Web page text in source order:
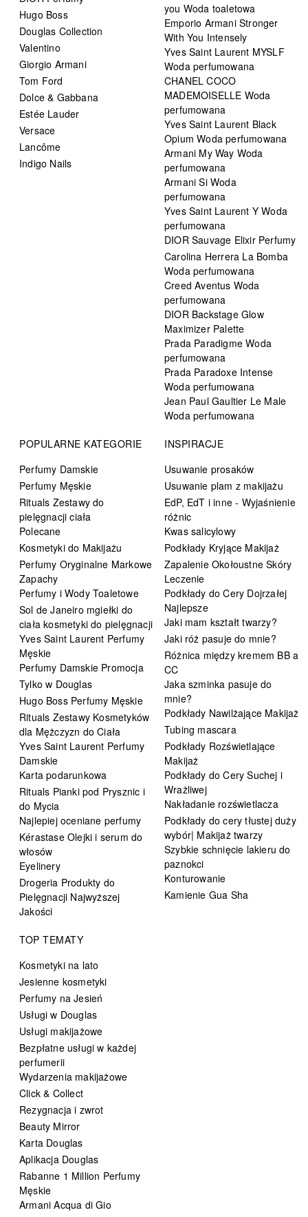
Hugo Boss
Douglas Collection
Valentino
Giorgio Armani
Tom Ford
Dolce & Gabbana
Estée Lauder
Versace
Lancôme
Indigo Nails
you Woda toaletowa
Emporio Armani Stronger
With You Intensely
Yves Saint Laurent MYSLF
Woda perfumowana
CHANEL COCO
MADEMOISELLE Woda
perfumowana
Yves Saint Laurent Black
Opium Woda perfumowana
Armani My Way Woda
perfumowana
Armani Si Woda
perfumowana
Yves Saint Laurent Y Woda
perfumowana
DIOR Sauvage Elixir Perfumy
Carolina Herrera La Bomba
Woda perfumowana
Creed Aventus Woda
perfumowana
DIOR Backstage Glow
Maximizer Palette
Prada Paradigme Woda
perfumowana
Prada Paradoxe Intense
Woda perfumowana
Jean Paul Gaultier Le Male
Woda perfumowana
POPULARNE KATEGORIE
Perfumy Damskie
Perfumy Męskie
Rituals Zestawy do
pielęgnacji ciała
Polecane
Kosmetyki do Makijażu
Perfumy Oryginalne Markowe
Zapachy
Perfumy i Wody Toaletowe
Sol de Janeiro mgiełki do
ciała kosmetyki do pielęgnacji
Yves Saint Laurent Perfumy
Męskie
Perfumy Damskie Promocja
Tylko w Douglas
Hugo Boss Perfumy Męskie
Rituals Zestawy Kosmetyków
dla Mężczyzn do Ciała
Yves Saint Laurent Perfumy
Damskie
Karta podarunkowa
Rituals Pianki pod Prysznic i
do Mycia
Najlepiej oceniane perfumy
Kérastase Olejki i serum do
włosów
Eyelinery
Drogeria Produkty do
Pielęgnacji Najwyższej
Jakości
INSPIRACJE
Usuwanie prosaków
Usuwanie plam z makijażu
EdP, EdT i inne - Wyjaśnienie
różnic
Kwas salicylowy
Podkłady Kryjące Makijaż
Zapalenie Okołoustne Skóry
Leczenie
Podkłady do Cery Dojrzałej
Najlepsze
Jaki mam kształt twarzy?
Jaki róż pasuje do mnie?
Różnica między kremem BB a
CC
Jaka szminka pasuje do
mnie?
Podkłady Nawilżające Makijaż
Tubing mascara
Podkłady Rozświetlające
Makijaż
Podkłady do Cery Suchej i
Wrażliwej
Nakładanie rozświetlacza
Podkłady do cery tłustej duży
wybór| Makijaż twarzy
Szybkie schnięcie lakieru do
paznokci
Konturowanie
Kamienie Gua Sha
TOP TEMATY
Kosmetyki na lato
Jesienne kosmetyki
Perfumy na Jesień
Usługi w Douglas
Usługi makijażowe
Bezpłatne usługi w każdej
perfumerii
Wydarzenia makijażowe
Click & Collect
Rezygnacja i zwrot
Beauty Mirror
Karta Douglas
Aplikacja Douglas
Rabanne 1 Million Perfumy
Męskie
Armani Acqua di Gio